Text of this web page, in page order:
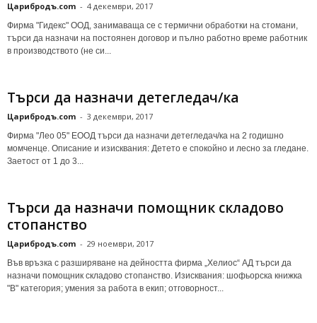
Царибродъ.com - 4 декември, 2017
Фирма "Гидекс" ООД, занимаваща се с термични обработки на стомани,
търси да назначи на постоянен договор и пълно работно време работник
в производството (не си...
Търси да назначи детегледач/ка
Царибродъ.com - 3 декември, 2017
Фирма "Лео 05" ЕООД търси да назначи детегледач/ка на 2 годишно
момченце. Описание и изисквания: Детето е спокойно и лесно за гледане.
Заетост от 1 до 3...
Търси да назначи помощник складово
стопанство
Царибродъ.com - 29 ноември, 2017
Във връзка с разширяване на дейността фирма „Хелиос“ АД търси да
назначи помощник складово стопанство. Изисквания: шофьорска книжка
"В" категория; умения за работа в екип; отговорност...